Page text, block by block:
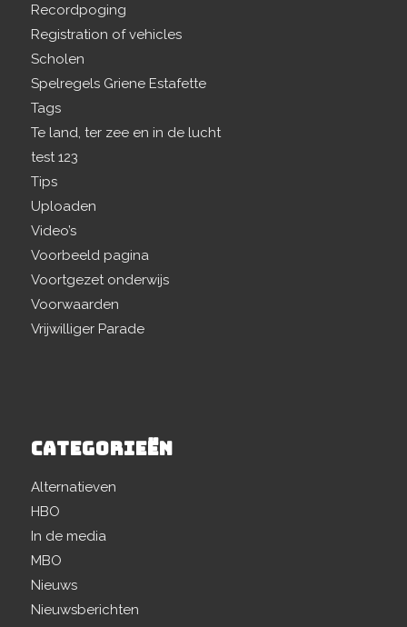
Recordpoging
Registration of vehicles
Scholen
Spelregels Griene Estafette
Tags
Te land, ter zee en in de lucht
test 123
Tips
Uploaden
Video’s
Voorbeeld pagina
Voortgezet onderwijs
Voorwaarden
Vrijwilliger Parade
CATEGORIEËN
Alternatieven
HBO
In de media
MBO
Nieuws
Nieuwsberichten